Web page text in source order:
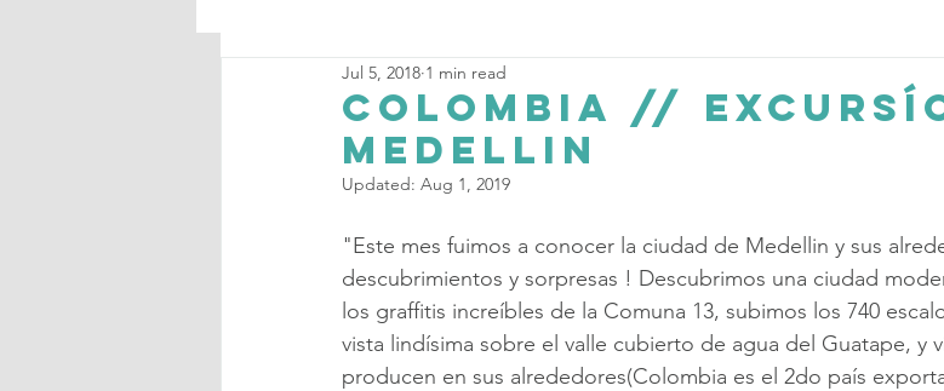
Colombia //
Medellin
Jul 5, 2018 1 min read
Updated: Aug 1, 2019
"Este mes fuimos a conocer la ciudad de Medellin y sus
descubrimientos y sorpresas ! Descubrimos una ciudad
los graffitis increíbles de la Comuna 13, subimos los 740
vista lindísima sobre el valle cubierto de agua del Guatape, y
producen en sus alrededores(Colombia es el 2do país